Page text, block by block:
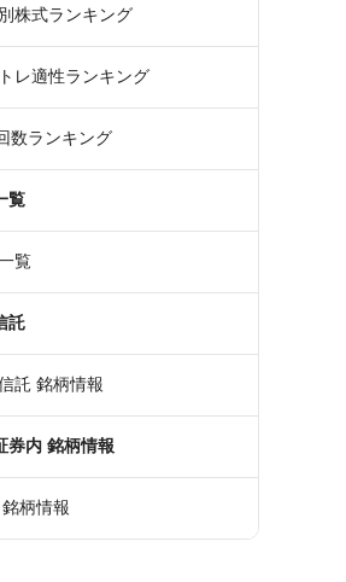
株式ランキング
レ適性ランキング
数ランキング
覧
覧
託
託 銘柄情報
券内 銘柄情報
柄情報